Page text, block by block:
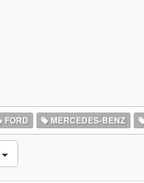
FORD MERCEDES-BENZ